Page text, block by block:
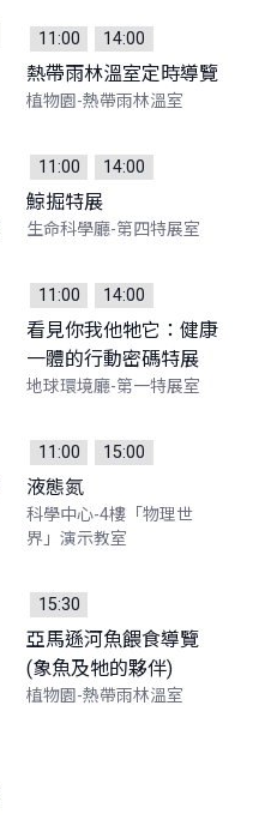
11:00 14:00
熱帶雨林溫室定時導覽
植物園-熱帶雨林溫室
11:00 14:00
鯨掘特展
生命科學廳-第四特展室
11:00 14:00
看見你我他牠它：健康
一體的行動密碼特展
地球環境廳-第一特展室
11:00 15:00
液態氮
科學中心-4樓「物理世
界」演示教室
15:30
亞馬遜河魚餵食導覽
(象魚及牠的夥伴)
植物園-熱帶雨林溫室